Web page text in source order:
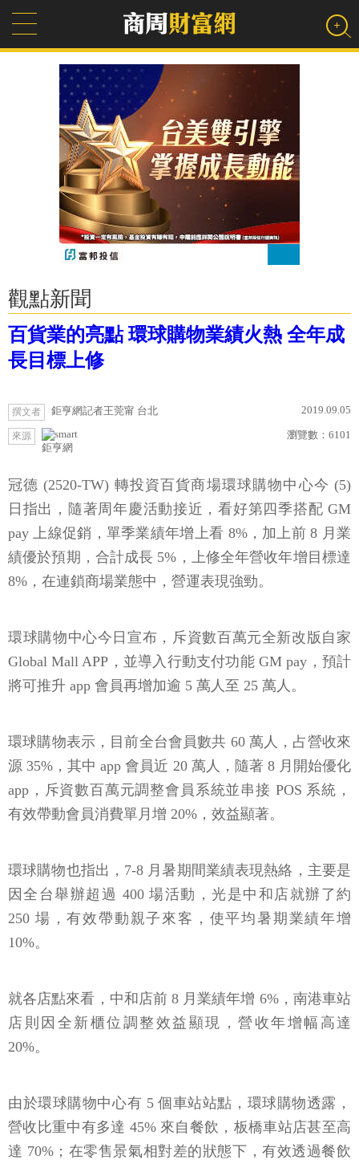
觀點新聞
百貨業的亮點 環球購物業績火熱 全年成
長目標上修
撰文者 鉅亨網記者王莞甯 台北 2019.09.05
來源
鉅亨網
瀏覽數： 6101
冠德 (2520-TW) 轉投資百貨商場環球購物中心今 (5)
日指出，隨著周年慶活動接近，看好第四季搭配 GM
pay 上線促銷，單季業績年增上看 8%，加上前 8 月業
績優於預期，合計成長 5%，上修全年營收年增目標達
8%，在連鎖商場業態中，營運表現強勁。
環球購物中心今日宣布，斥資數百萬元全新改版自家
Global Mall APP，並導入行動支付功能 GM pay，預計
將可推升 app 會員再增加逾 5 萬人至 25 萬人。
環球購物表示，目前全台會員數共 60 萬人，占營收來
源 35%，其中 app 會員近 20 萬人，隨著 8 月開始優化
app，斥資數百萬元調整會員系統並串接 POS 系統，
有效帶動會員消費單月增 20%，效益顯著。
環球購物也指出，7-8 月暑期間業績表現熱絡，主要是
因全台舉辦超過 400 場活動，光是中和店就辦了約
250 場，有效帶動親子來客，使平均暑期業績年增
10%。
就各店點來看，中和店前 8 月業績年增 6%，南港車站
店則因全新櫃位調整效益顯現，營收年增幅高達
20%。
由於環球購物中心有 5 個車站站點，環球購物透露，
營收比重中有多達 45% 來自餐飲，板橋車站店甚至高
達 70%；在零售景氣相對差的狀態下，有效透過餐飲